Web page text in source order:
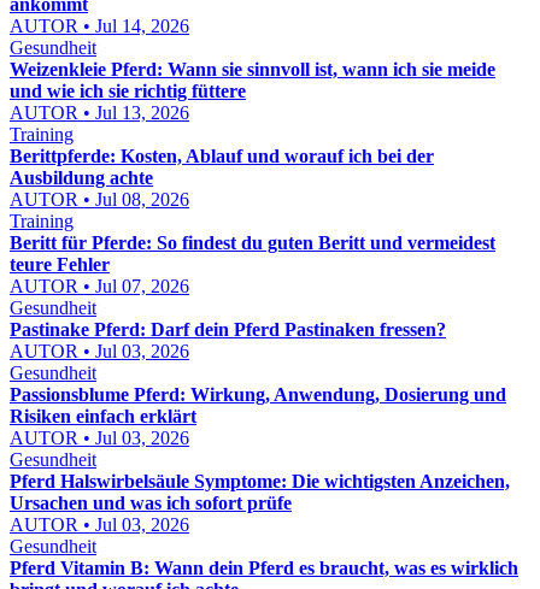
ankommt
AUTOR • Jul 14, 2026
Gesundheit
Weizenkleie Pferd: Wann sie sinnvoll ist, wann ich sie meide
und wie ich sie richtig füttere
AUTOR • Jul 13, 2026
Training
Berittpferde: Kosten, Ablauf und worauf ich bei der
Ausbildung achte
AUTOR • Jul 08, 2026
Training
Beritt für Pferde: So findest du guten Beritt und vermeidest
teure Fehler
AUTOR • Jul 07, 2026
Gesundheit
Pastinake Pferd: Darf dein Pferd Pastinaken fressen?
AUTOR • Jul 03, 2026
Gesundheit
Passionsblume Pferd: Wirkung, Anwendung, Dosierung und
Risiken einfach erklärt
AUTOR • Jul 03, 2026
Gesundheit
Pferd Halswirbelsäule Symptome: Die wichtigsten Anzeichen,
Ursachen und was ich sofort prüfe
AUTOR • Jul 03, 2026
Gesundheit
Pferd Vitamin B: Wann dein Pferd es braucht, was es wirklich